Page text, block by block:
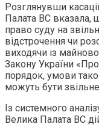
Розглянувши
Палата ВС вказала,
право суду на
відстрочення чи
виходячи із
Закону України
порядок, умови
можуть бути
Із системного
Велика Палата ВС